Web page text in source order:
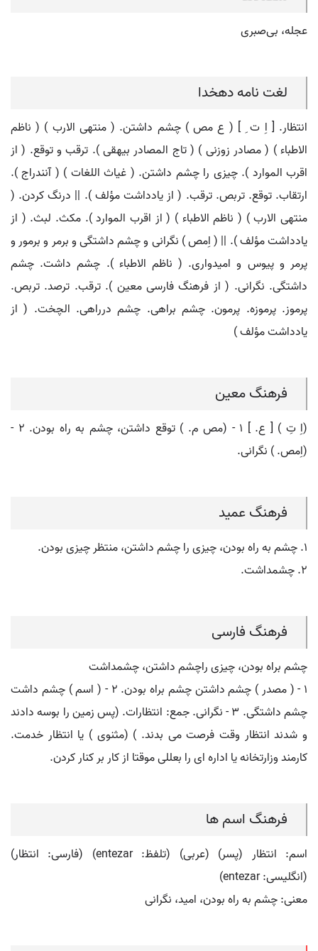
عجله، بی‌صبری
لغت نامه دهخدا
انتظار. [ اِ ت ِ ] ( ع مص ) چشم داشتن. ( منتهی الارب ) ( ناظم
الاطباء ) ( مصادر زوزنی ) ( تاج المصادر بیهقی ). ترقب و توقع. ( از
اقرب الموارد ). چیزی را چشم داشتن. ( غیاث اللغات ) ( آنندراج ).
ارتقاب. توقع. تربص. ترقب. ( از یادداشت مؤلف ). || درنگ کردن. (
منتهی الارب ) ( ناظم الاطباء ) ( از اقرب الموارد ). مکث. لبث. ( از
یادداشت مؤلف ). || ( اِمص ) نگرانی و چشم داشتگی و برمر و برمور و
پرمر و پیوس و امیدواری. ( ناظم الاطباء ). چشم داشت. چشم
داشتگی. نگرانی. ( از فرهنگ فارسی معین ). ترقب. ترصد. تربص.
پرموز. پرموزه. پرمون. چشم براهی. چشم درراهی. الچخت. ( از
یادداشت مؤلف )
فرهنگ معین
(اِ تِ ) [ ع. ] ۱ - (مص م. ) توقع داشتن، چشم به راه بودن. ۲ -
(اِمص. ) نگرانی.
فرهنگ عمید
۱. چشم به راه بودن، چیزی را چشم داشتن، منتظر چیزی بودن.
۲. چشمداشت.
فرهنگ فارسی
چشم براه بودن، چیزی راچشم داشتن، چشمداشت
۱ - ( مصدر ) چشم داشتن چشم براه بودن. ۲ - ( اسم ) چشم داشت
چشم داشتگی. ۳ - نگرانی. جمع: انتظارات. (پس زمین را بوسه دادند
و شدند انتظار وقت فرصت می بدند. ) (مثنوی ) یا انتظار خدمت.
کارمند وزارتخانه یا اداره ای را بعللی موقتا از کار بر کنار کردن.
فرهنگ اسم ها
اسم: انتظار (پسر) (عربی) (تلفظ: entezar) (فارسی: انتظار)
(انگلیسی: entezar)
معنی: چشم به راه بودن، امید، نگرانی